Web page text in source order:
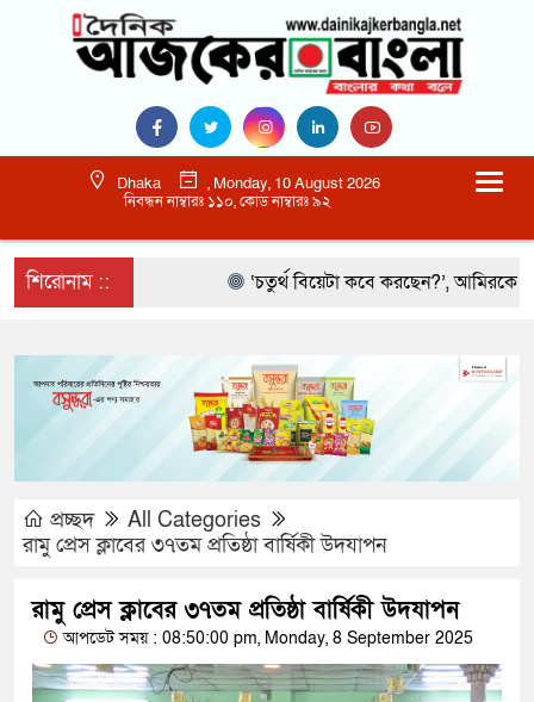
Dhaka
, Monday, 10 August 2026
নিবন্ধন নাম্বারঃ ১১০, কোড নাম্বারঃ ৯২
শিরোনাম :: ‘চতুর্থ বিয়েটা কবে করছেন?’, আমিরকে
প্রচ্ছদ
All Categories
রামু প্রেস ক্লাবের ৩৭তম প্রতিষ্ঠা বার্ষিকী উদযাপন
রামু প্রেস ক্লাবের ৩৭তম প্রতিষ্ঠা বার্ষিকী উদযাপন
আপডেট সময় : 08:50:00 pm, Monday, 8 September 2025